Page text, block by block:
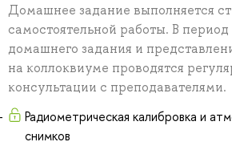
Домашнее задание выполняется
самостоятельной работы. В период
домашнего задания и
на коллоквиуме проводятся
консультации с преподавателями.
Радиометрическая калибровка и
снимков